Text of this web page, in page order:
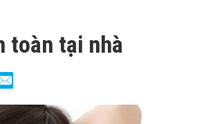
toàn tại nhà